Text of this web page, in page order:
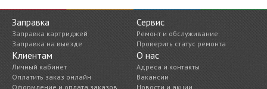
Заправка
Заправка картриджей
Заправка на выезде
Сервис
Ремонт и обслуживание
Проверить статус ремонта
Клиентам
Личный кабинет
Оплатить заказ онлайн
Оформление и оплата заказов
О нас
Адреса и контакты
Вакансии
Новости и акции